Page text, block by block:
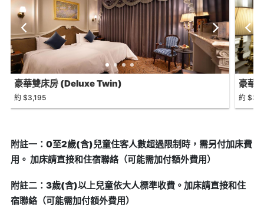
豪華雙床房 (Deluxe Twin)
約 $3,195
豪華
約
附註一：0至2歲(含)兒童住客人數超過限制時，需另付加床費
用。 加床請直接和住宿聯絡（可能需加付額外費用）
附註二：3歲(含)以上兒童依大人標準收費。加床請直接和住
宿聯絡（可能需加付額外費用）